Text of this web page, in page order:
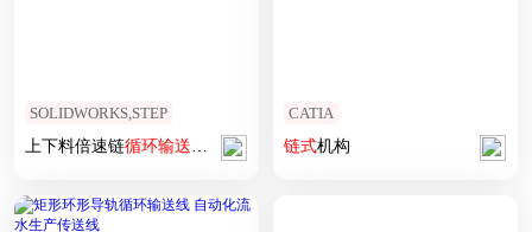
SOLIDWORKS,STEP
上下料倍速链循环输送线 sw18可编辑
CATIA
链式机构